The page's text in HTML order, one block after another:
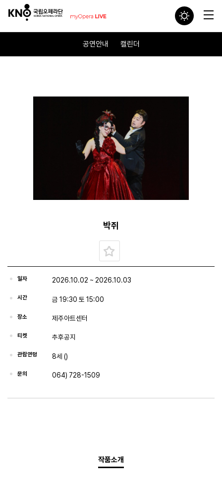
공연안내 캘린더
박쥐
일자 2026.10.02 ~ 2026.10.03
시간 금 19:30 토 15:00
장소 제주아트센터
티켓 추후공지
관람연령 8세 ()
문의 064) 728-1509
작품소개